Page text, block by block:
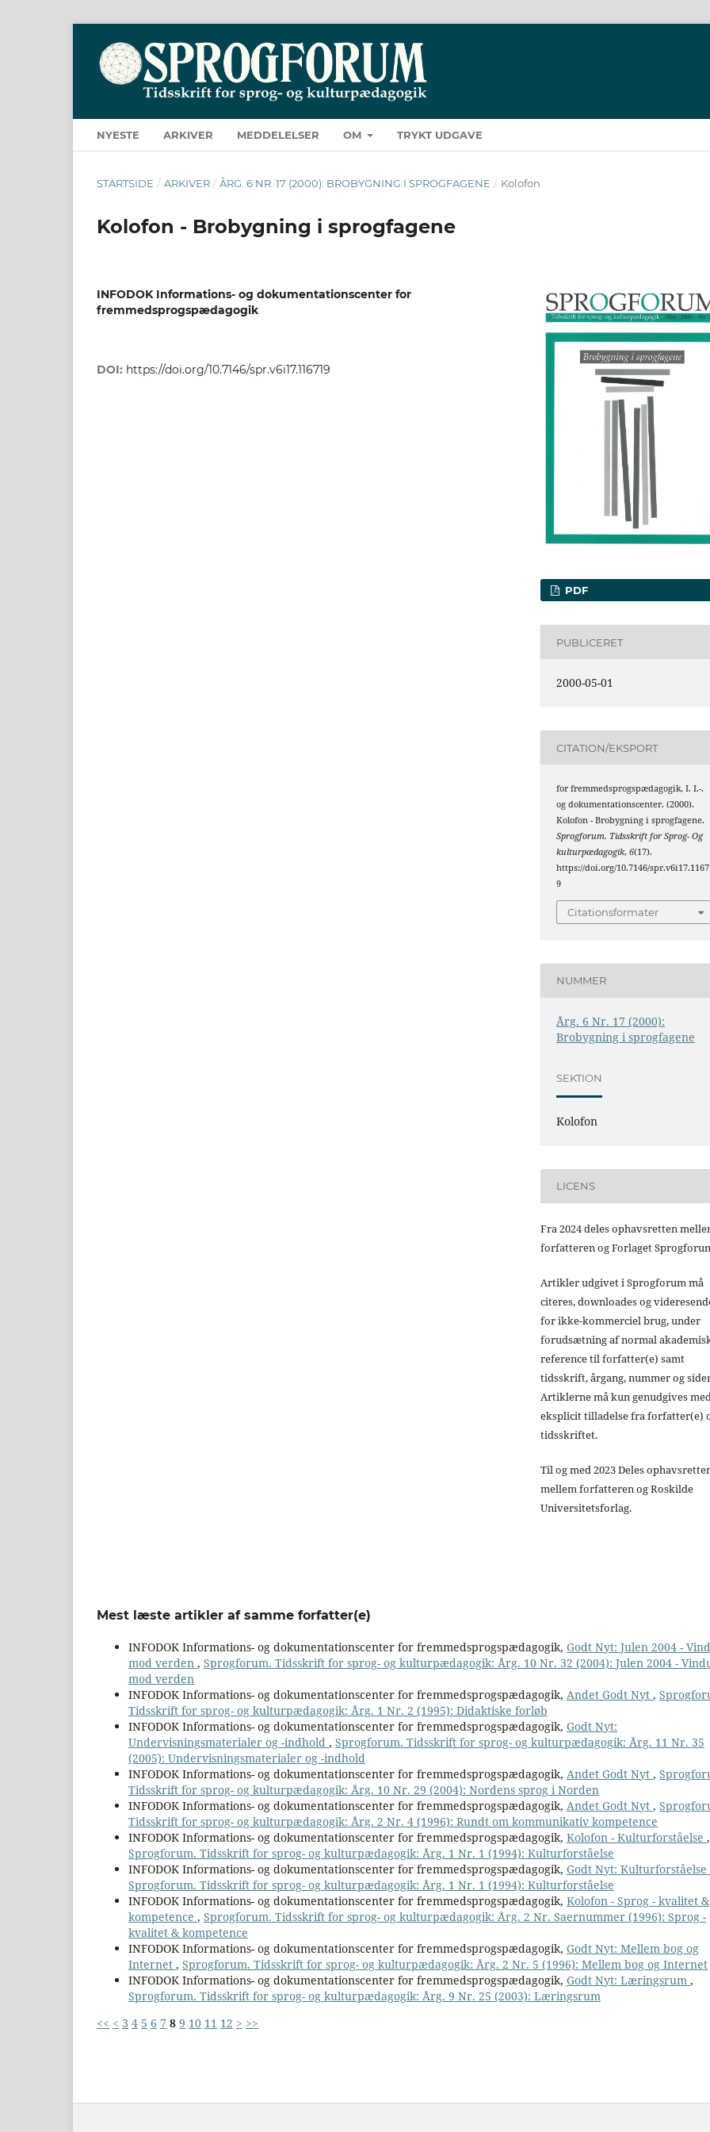
NYESTE ARKIVER MEDDELELSER OM TRYKT UDGAVE
STARTSIDE / ARKIVER / ÅRG. 6 NR. 17 (2000): BROBYGNING I SPROGFAGENE / Kolofon
Kolofon - Brobygning i sprogfagene
INFODOK Informations- og dokumentationscenter for
fremmedsprogspædagogik
DOI: https://doi.org/10.7146/spr.v6i17.116719
PDF
PUBLICERET
2000-05-01
CITATION/EKSPORT
for fremmedsprogspædagogik, I. I.-.
og dokumentationscenter. (2000).
Kolofon - Brobygning i sprogfagene.
Sprogforum. Tidsskrift for Sprog- Og
kulturpædagogik,6(17).
https://doi.org/10.7146/
9
Citationsformater
NUMMER
Årg. 6 Nr. 17 (2000):
Brobygning i sprogfagene
SEKTION
Kolofon
LICENS
Fra 2024 deles ophavsretten
forfatteren og Forlaget
Artikler udgivet i Sprogforum må
citeres, downloades og
for ikke-kommerciel brug, under
forudsætning af normal
reference til forfatter(e) samt
tidsskrift, årgang, nummer og
Artiklerne må kun genudgives
eksplicit tilladelse fra forfatter(e)
tidsskriftet.
Til og med 2023 Deles
mellem forfatteren og Roskilde
Universitetsforlag.
Mest læste artikler af samme forfatter(e)
INFODOK Informations- og dokumentationscenter for fremmedsprogspædagogik, Godt Nyt: Julen 2004 -
mod verden , Sprogforum. Tidsskrift for sprog- og kulturpædagogik: Årg. 10 Nr. 32 (2004): Julen 2004 -
mod verden
INFODOK Informations- og dokumentationscenter for fremmedsprogspædagogik, Andet Godt Nyt ,
Tidsskrift for sprog- og kulturpædagogik: Årg. 1 Nr. 2 (1995): Didaktiske forløb
INFODOK Informations- og dokumentationscenter for fremmedsprogspædagogik, Godt Nyt:
Undervisningsmaterialer og -indhold , Sprogforum. Tidsskrift for sprog- og kulturpædagogik: Årg. 11 Nr. 35
(2005): Undervisningsmaterialer og -indhold
INFODOK Informations- og dokumentationscenter for fremmedsprogspædagogik, Andet Godt Nyt ,
Tidsskrift for sprog- og kulturpædagogik: Årg. 10 Nr. 29 (2004): Nordens sprog i Norden
INFODOK Informations- og dokumentationscenter for fremmedsprogspædagogik, Andet Godt Nyt ,
Tidsskrift for sprog- og kulturpædagogik: Årg. 2 Nr. 4 (1996): Rundt om kommunikativ kompetence
INFODOK Informations- og dokumentationscenter for fremmedsprogspædagogik, Kolofon - Kulturforståelse ,
Sprogforum. Tidsskrift for sprog- og kulturpædagogik: Årg. 1 Nr. 1 (1994): Kulturforståelse
INFODOK Informations- og dokumentationscenter for fremmedsprogspædagogik, Godt Nyt: Kulturforståelse
Sprogforum. Tidsskrift for sprog- og kulturpædagogik: Årg. 1 Nr. 1 (1994): Kulturforståelse
INFODOK Informations- og dokumentationscenter for fremmedsprogspædagogik, Kolofon - Sprog - kvalitet &
kompetence , Sprogforum. Tidsskrift for sprog- og kulturpædagogik: Årg. 2 Nr. Saernummer (1996): Sprog -
kvalitet & kompetence
INFODOK Informations- og dokumentationscenter for fremmedsprogspædagogik, Godt Nyt: Mellem bog og
Internet , Sprogforum. Tidsskrift for sprog- og kulturpædagogik: Årg. 2 Nr. 5 (1996): Mellem bog og Internet
INFODOK Informations- og dokumentationscenter for fremmedsprogspædagogik, Godt Nyt: Læringsrum ,
Sprogforum. Tidsskrift for sprog- og kulturpædagogik: Årg. 9 Nr. 25 (2003): Læringsrum
<< < 3 4 5 6 7 8 9 10 11 12 > >>